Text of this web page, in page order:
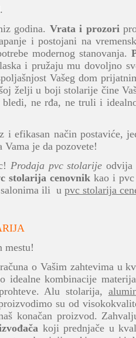
godina. Vrata i prozori
i postojani na
modernog stanovanja.
i pružaju mu dovoljno
Vašeg dom
želji u boji stolarije čine
ne rđa, ne truli i
i efikasan način postaviće,
je da pozovete!
Prodaja pvc stolarije odvija
stolarija cenovnik kao i
salonima ili u pvc stolarija
mestu!
o Vašim zahtevima u
idealne kombinacije
Alu stolarija,
su od
konačan proizvod.
koji prednjače u